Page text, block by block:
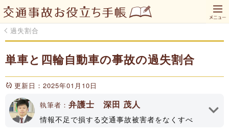
過失割合
単車と四輪自動車の事故の過失割合
更新日：2025年01月10日
執筆者： 弁護士 深田 茂人
情報不足で損する交通事故被害者をなくすべ